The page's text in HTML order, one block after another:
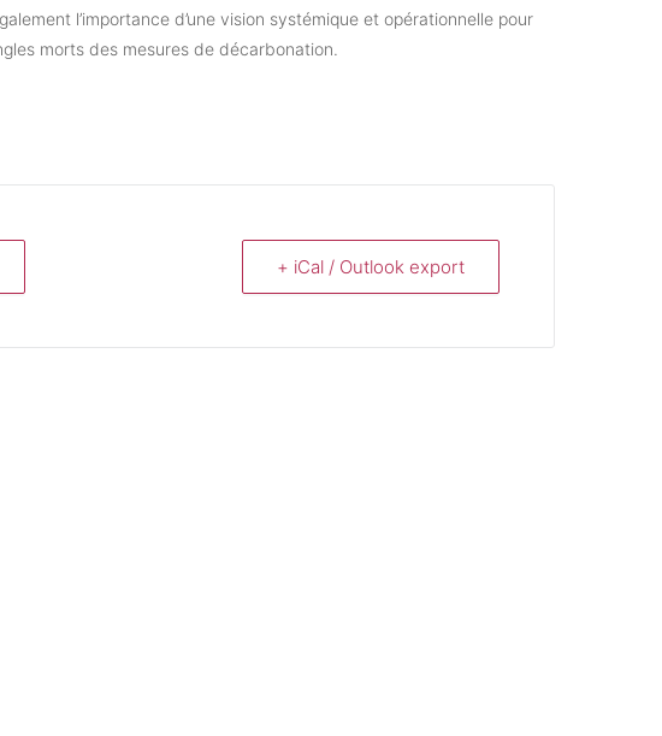
l’importance d’une vision systémique et opérationnelle pour
morts des mesures de décarbonation.
+ iCal / Outlook export